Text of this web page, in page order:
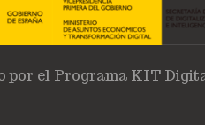
por el Programa KIT